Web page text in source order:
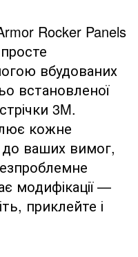
Rocker Panels
вбудованих
встановленої
3M.
кожне
до ваших вимог,
модифікації —
приклейте і